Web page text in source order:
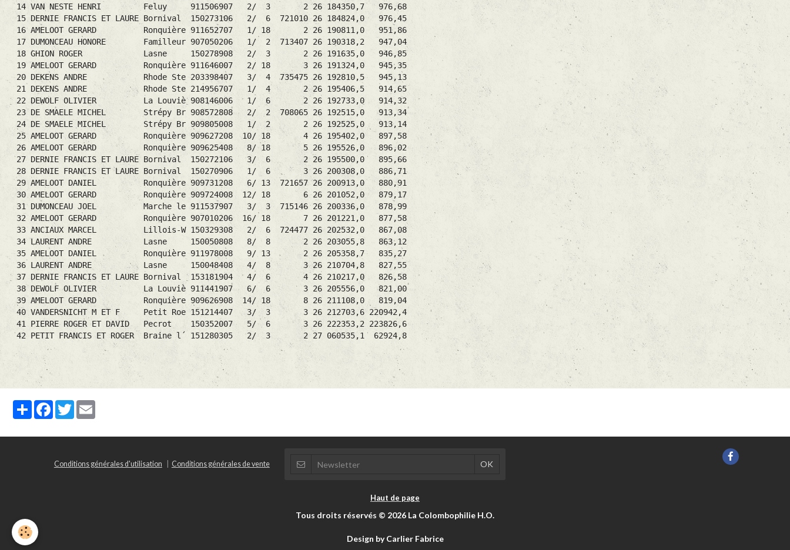
14 VAN NESTE HENRI Feluy 911506907 2/ 3 2 26 184350,7 976,68
15 DERNIE FRANCIS ET LAURE Bornival 150273106 2/ 6 721010 26 184824,0 976,45
16 AMELOOT GERARD Ronquière 911652707 1/ 18 2 26 190811,0 951,86
17 DUMONCEAU HONORE Familleur 907050206 1/ 2 713407 26 190318,2 947,04
18 GHION ROGER Lasne 150278908 2/ 3 2 26 191635,0 946,85
19 AMELOOT GERARD Ronquière 911646007 2/ 18 3 26 191324,0 945,35
20 DEKENS ANDRE Rhode Ste 203398407 3/ 4 735475 26 192810,5 945,13
21 DEKENS ANDRE Rhode Ste 214956707 1/ 4 2 26 195406,5 914,65
22 DEWOLF OLIVIER La Louviè 908146006 1/ 6 2 26 192733,0 914,32
23 DE SMAELE MICHEL Strépy Br 908572808 2/ 2 708065 26 192515,0 913,34
24 DE SMAELE MICHEL Strépy Br 909805008 1/ 2 2 26 192525,0 913,14
25 AMELOOT GERARD Ronquière 909627208 10/ 18 4 26 195402,0 897,58
26 AMELOOT GERARD Ronquière 909625408 8/ 18 5 26 195526,0 896,02
27 DERNIE FRANCIS ET LAURE Bornival 150272106 3/ 6 2 26 195500,0 895,66
28 DERNIE FRANCIS ET LAURE Bornival 150270906 1/ 6 3 26 200308,0 886,71
29 AMELOOT DANIEL Ronquière 909731208 6/ 13 721657 26 200913,0 880,91
30 AMELOOT GERARD Ronquière 909724008 12/ 18 6 26 201052,0 879,17
31 DUMONCEAU JOEL Marche le 911537907 3/ 3 715146 26 200336,0 878,99
32 AMELOOT GERARD Ronquière 907010206 16/ 18 7 26 201221,0 877,58
33 ANCIAUX MARCEL Lillois-W 150329308 2/ 6 724477 26 202532,0 867,08
34 LAURENT ANDRE Lasne 150050808 8/ 8 2 26 203055,8 863,12
35 AMELOOT DANIEL Ronquière 911978008 9/ 13 2 26 205358,7 835,27
36 LAURENT ANDRE Lasne 150048408 4/ 8 3 26 210704,8 827,55
37 DERNIE FRANCIS ET LAURE Bornival 153181904 4/ 6 4 26 210217,0 826,58
38 DEWOLF OLIVIER La Louviè 911441907 6/ 6 3 26 205556,0 821,00
39 AMELOOT GERARD Ronquière 909626908 14/ 18 8 26 211108,0 819,04
40 VANDERSNICHT M ET F Petit Roe 151214407 3/ 3 3 26 212703,6 220942,4
41 PIERRE ROGER ET DAVID Pecrot 150352007 5/ 6 3 26 222353,2 223826,6
42 PETIT FRANCIS ET ROGER Braine l´ 151280305 2/ 3 2 27 060535,1 62924,8
PartagerFacebook
Twitter
Conditions générales d'utilisation Conditions générales de vente
Haut de page
Tous droits réservés © 2026 La Colombophilie H.O.
Design by Carlier Fabrice